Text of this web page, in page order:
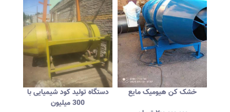
دستگاه تولید کود شیمیایی با
300 میلیون
خشک کن هیومیک مایع